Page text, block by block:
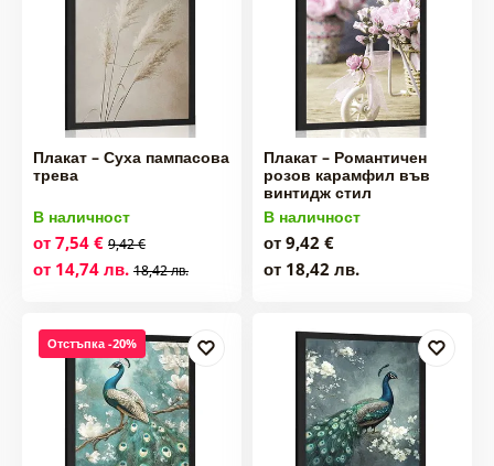
Плакат – Суха пампасова
трева
В наличност
от 7,54 € 9,42 €
от 14,74 лв. 18,42 лв.
Плакат – Романтичен
розов карамфил във
винтидж стил
В наличност
от 9,42 €
от 18,42 лв.
Отстъпка -20%